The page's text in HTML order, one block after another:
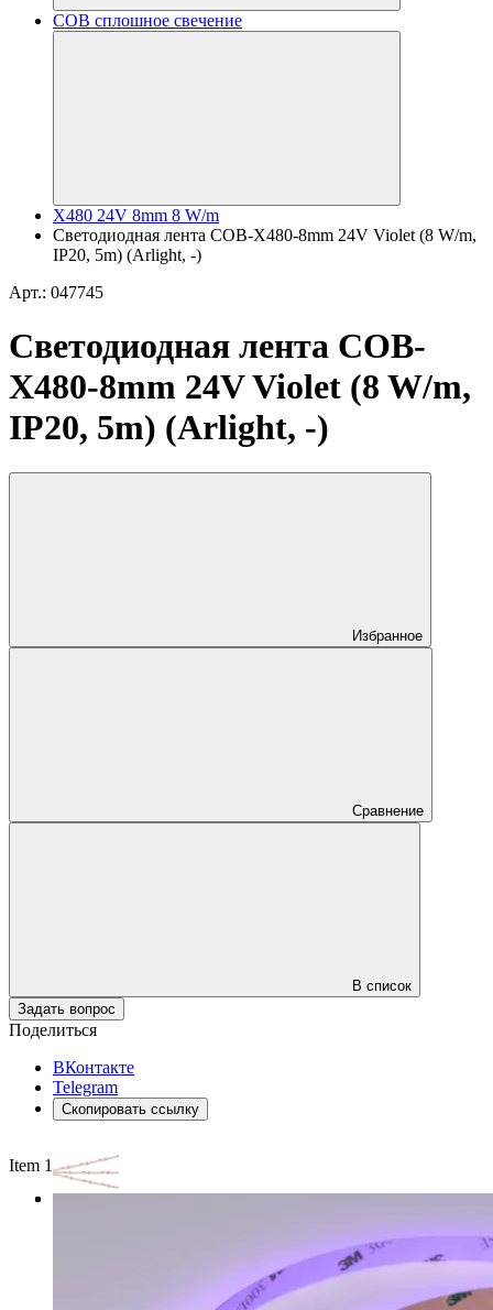
COB сплошное свечение
X480 24V 8mm 8 W/m
Светодиодная лента COB-X480-8mm 24V Violet (8 W/m,
IP20, 5m) (Arlight, -)
Арт.: 047745
Светодиодная лента COB-
X480-8mm 24V Violet (8 W/m,
IP20, 5m) (Arlight, -)
Избранное
Сравнение
В список
Задать вопрос
Поделиться
ВКонтакте
Telegram
Скопировать ссылку
Item 1 of 3